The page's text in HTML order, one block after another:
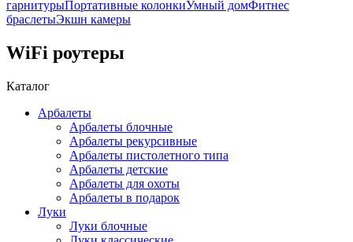
гарнитурыПортативные колонкиУмный домФитнес
браслетыЭкшн камеры
WiFi роутеры
Каталог
Арбалеты
Арбалеты блочные
Арбалеты рекурсивные
Арбалеты пистолетного типа
Арбалеты детские
Арбалеты для охоты
Арбалеты в подарок
Луки
Луки блочные